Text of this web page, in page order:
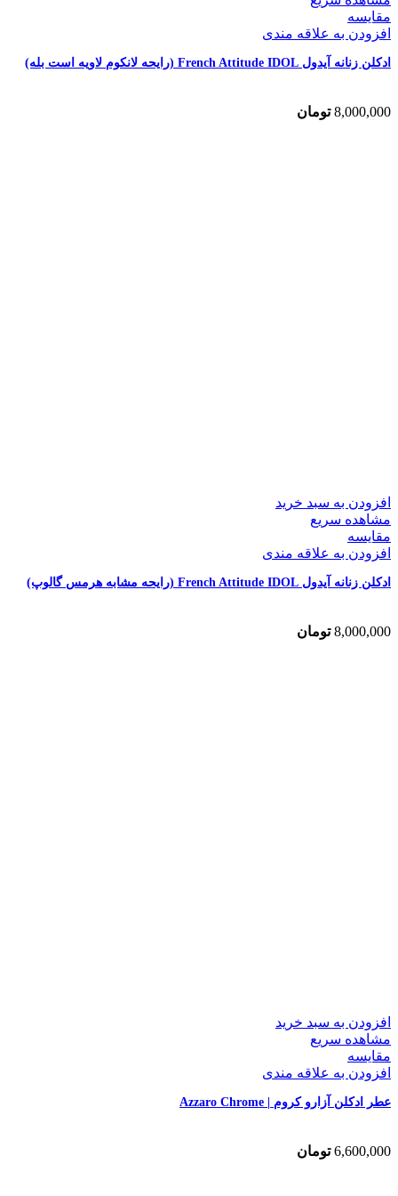
مقایسه
افزودن به علاقه مندی
ادکلن زنانه آیدول French Attitude IDOL (رایحه لانکوم لاویه است بله)
8,000,000 تومان
افزودن به سبد خرید
مشاهده سریع
مقایسه
افزودن به علاقه مندی
ادکلن زنانه آیدول French Attitude IDOL (رایحه مشابه هرمس گالوپ)
8,000,000 تومان
افزودن به سبد خرید
مشاهده سریع
مقایسه
افزودن به علاقه مندی
عطر ادکلن آزارو کروم | Azzaro Chrome
6,600,000 تومان